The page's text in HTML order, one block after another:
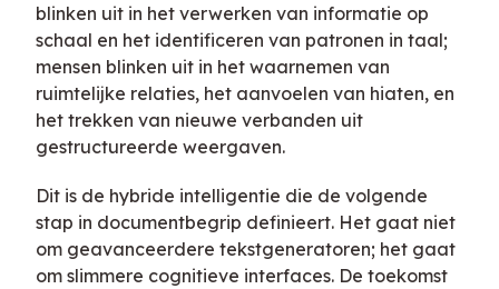
blinken uit in het verwerken van informatie op
schaal en het identificeren van patronen in taal;
mensen blinken uit in het waarnemen van
ruimtelijke relaties, het aanvoelen van hiaten, en
het trekken van nieuwe verbanden uit
gestructureerde weergaven.
Dit is de hybride intelligentie die de volgende
stap in documentbegrip definieert. Het gaat niet
om geavanceerdere tekstgeneratoren; het gaat
om slimmere cognitieve interfaces. De toekomst